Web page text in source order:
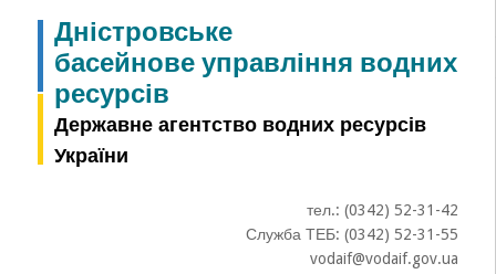
Дністровське
басейнове управління водних
ресурсів
Державне агентство водних ресурсів
України
тел.: (0342) 52-31-42
Служба ТЕБ: (0342) 52-31-55
vodaif@vodaif.gov.ua